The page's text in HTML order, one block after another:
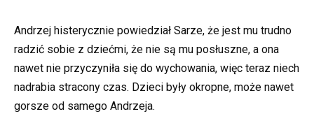
Andrzej histerycznie powiedział Sarze, że jest mu trudno
radzić sobie z dziećmi, że nie są mu posłuszne, a ona
nawet nie przyczyniła się do wychowania, więc teraz niech
nadrabia stracony czas. Dzieci były okropne, może nawet
gorsze od samego Andrzeja.